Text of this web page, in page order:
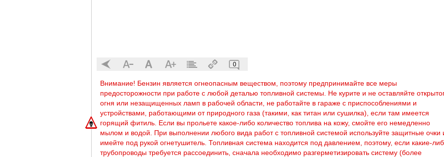
0
Внимание! Бензин является огнеопасным веществом, поэтому предпринимайте все меры
предосторожности при работе с любой деталью топливной системы. Не курите и не оставляйте
огня или незащищенных ламп в рабочей области, не работайте в гараже с приспособлениями и
устройствами, работающими от природного газа (такими, как титан или сушилка), если там имеется
горящий фитиль. Если вы прольете какое-либо количество топлива на кожу, смойте его немедленно
мылом и водой. При выполнении любого вида работ с топливной системой используйте защитные очки
имейте под рукой огнетушитель. Топливная система находится под давлением, поэтому, если какие-
трубопроводы требуется рассоединить, сначала необходимо разгерметизировать систему (более